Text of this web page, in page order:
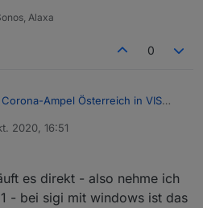
Alaxa
0
Corona-Ampel Österreich in VIS
machen wenn man
setzt?
2020, 16:51
es direkt - also nehme ich
- bei sigi mit windows ist das